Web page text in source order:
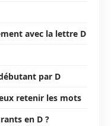
avec la lettre D
par D
retenir les mots
en D ?